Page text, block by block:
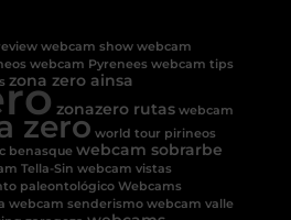
webcam show webcam
webcam Pyrenees webcam tips
zona zero ainsa
zonazero rutas webcam
zero world tour pirineos
benasque webcam sobrarbe
Tella-Sin webcam vistas
paleontológico Webcams
webcam senderismo webcam valle